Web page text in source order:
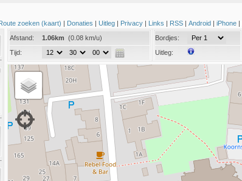
zoeken (kaart) | Donaties | Uitleg | Privacy | Links | RSS | Android | iPhone |
Afstand: 1.06km
(0.08 km/u)
Tijd:
Bordjes:
Uitleg: